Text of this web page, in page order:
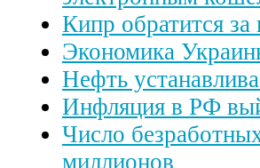
Кипр обратится
Экономика
Нефть
Инфляция в РФ
Число
миллионов